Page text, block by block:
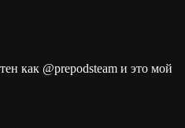
как @prepodsteam и это мой